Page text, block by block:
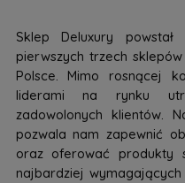
Sklep Deluxury
pierwszych trzech
Polsce. Mimo rosnącej
liderami na rynku
zadowolonych klientów.
pozwala nam zapewnić
oraz oferować produkty
najbardziej